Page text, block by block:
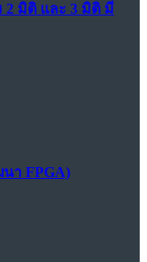
2 มิติ และ 3 มิติ มี
า FPGA)